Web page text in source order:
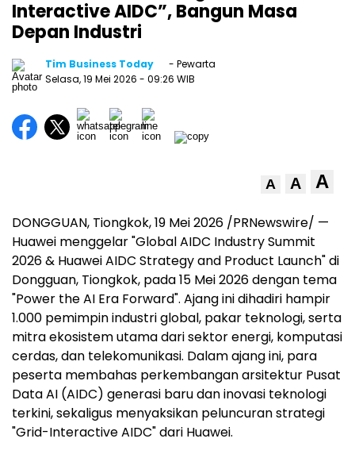
Interactive AIDC”, Bangun Masa
Depan Industri
Tim Business Today
- Pewarta
Selasa, 19 Mei 2026 - 09:26 WIB
A A A
DONGGUAN, Tiongkok, 19 Mei 2026 /PRNewswire/ —
Huawei menggelar "Global AIDC Industry Summit
2026 & Huawei AIDC Strategy and Product Launch" di
Dongguan, Tiongkok, pada 15 Mei 2026 dengan tema
"Power the AI Era Forward". Ajang ini dihadiri hampir
1.000 pemimpin industri global, pakar teknologi, serta
mitra ekosistem utama dari sektor energi, komputasi
cerdas, dan telekomunikasi. Dalam ajang ini, para
peserta membahas perkembangan arsitektur Pusat
Data AI (AIDC) generasi baru dan inovasi teknologi
terkini, sekaligus menyaksikan peluncuran strategi
"Grid-Interactive AIDC" dari Huawei.